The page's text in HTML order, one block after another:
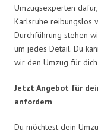
Umzugsexperten
Karlsruhe reibungslos
Durchführung stehen
um jedes Detail. Du
wir den Umzug für
Jetzt Angebot für
anfordern
Du möchtest dein